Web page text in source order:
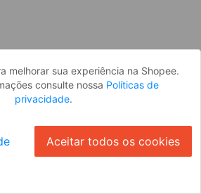
melhorar sua experiência na Shopee.
consulte nossa Políticas de
privacidade.
Aceitar todos os cookies